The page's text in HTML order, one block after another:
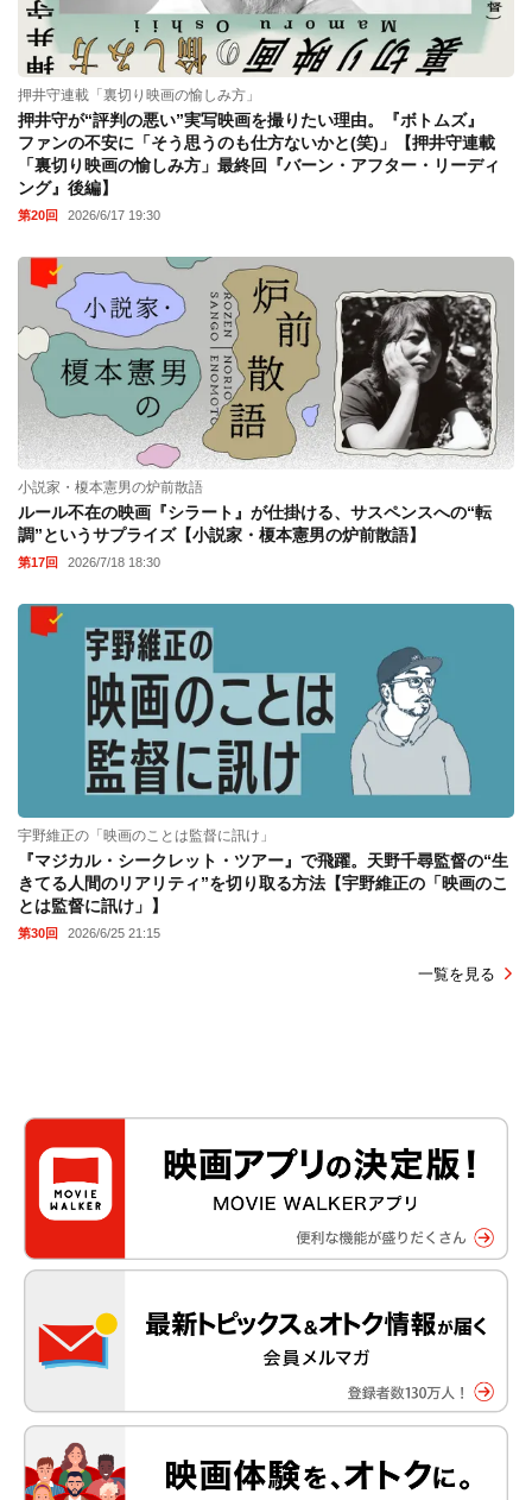
押井守連載「裏切り映画の愉しみ方」
押井守が“評判の悪い”実写映画を撮りたい理由。『ボトムズ』
ファンの不安に「そう思うのも仕方ないかと(笑)」【押井守連載
「裏切り映画の愉しみ方」最終回『バーン・アフター・リーディ
ング』後編】
第20回 2026/6/17 19:30
小説家・榎本憲男の炉前散語
ルール不在の映画『シラート』が仕掛ける、サスペンスへの“転
調”というサプライズ【小説家・榎本憲男の炉前散語】
第17回 2026/7/18 18:30
宇野維正の「映画のことは監督に訊け」
『マジカル・シークレット・ツアー』で飛躍。天野千尋監督の“生
きてる人間のリアリティ”を切り取る方法【宇野維正の「映画のこ
とは監督に訊け」】
第30回 2026/6/25 21:15
一覧を見る